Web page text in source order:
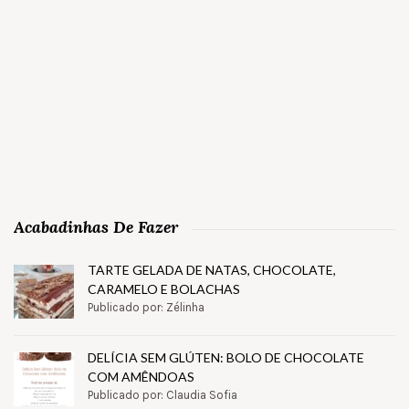
Acabadinhas De Fazer
TARTE GELADA DE NATAS, CHOCOLATE,
CARAMELO E BOLACHAS
Publicado por: Zélinha
DELÍCIA SEM GLÚTEN: BOLO DE CHOCOLATE
COM AMÊNDOAS
Publicado por: Claudia Sofia